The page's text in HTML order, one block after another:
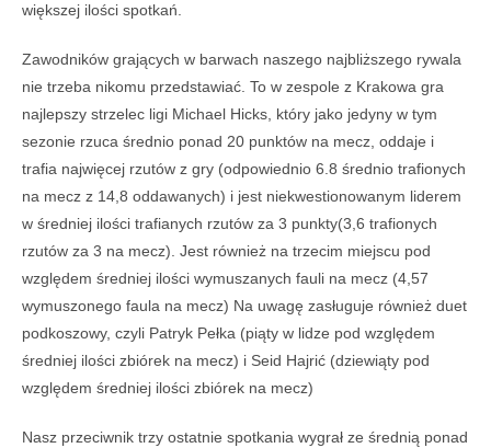
większej ilości spotkań.
Zawodników grających w barwach naszego najbliższego rywala
nie trzeba nikomu przedstawiać. To w zespole z Krakowa gra
najlepszy strzelec ligi Michael Hicks, który jako jedyny w tym
sezonie rzuca średnio ponad 20 punktów na mecz, oddaje i
trafia najwięcej rzutów z gry (odpowiednio 6.8 średnio trafionych
na mecz z 14,8 oddawanych) i jest niekwestionowanym liderem
w średniej ilości trafianych rzutów za 3 punkty(3,6 trafionych
rzutów za 3 na mecz). Jest również na trzecim miejscu pod
względem średniej ilości wymuszanych fauli na mecz (4,57
wymuszonego faula na mecz) Na uwagę zasługuje również duet
podkoszowy, czyli Patryk Pełka (piąty w lidze pod względem
średniej ilości zbiórek na mecz) i Seid Hajrić (dziewiąty pod
względem średniej ilości zbiórek na mecz)
Nasz przeciwnik trzy ostatnie spotkania wygrał ze średnią ponad